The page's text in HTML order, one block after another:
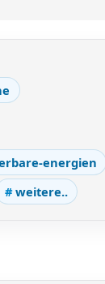
energien
weitere..